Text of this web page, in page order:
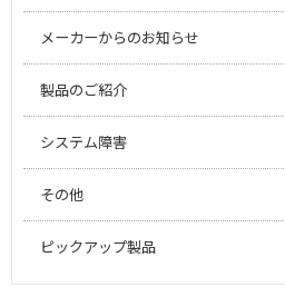
メーカーからのお知らせ
製品のご紹介
システム障害
その他
ピックアップ製品